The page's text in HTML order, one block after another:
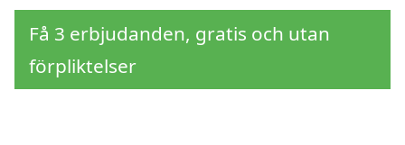
Få 3 erbjudanden, gratis och utan
förpliktelser